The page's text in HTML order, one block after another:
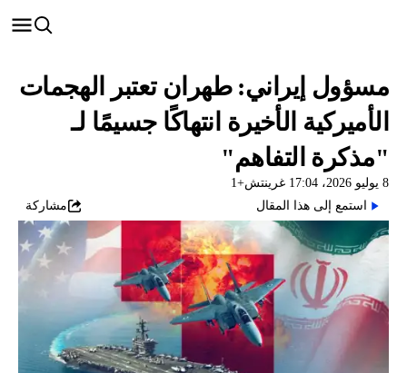
مسؤول إيراني: طهران تعتبر الهجمات
الأميركية الأخيرة انتهاكًا جسيمًا لـ
"مذكرة التفاهم"
8 يوليو 2026، 17:04 غرينتش+1
استمع إلى هذا المقال
مشاركة